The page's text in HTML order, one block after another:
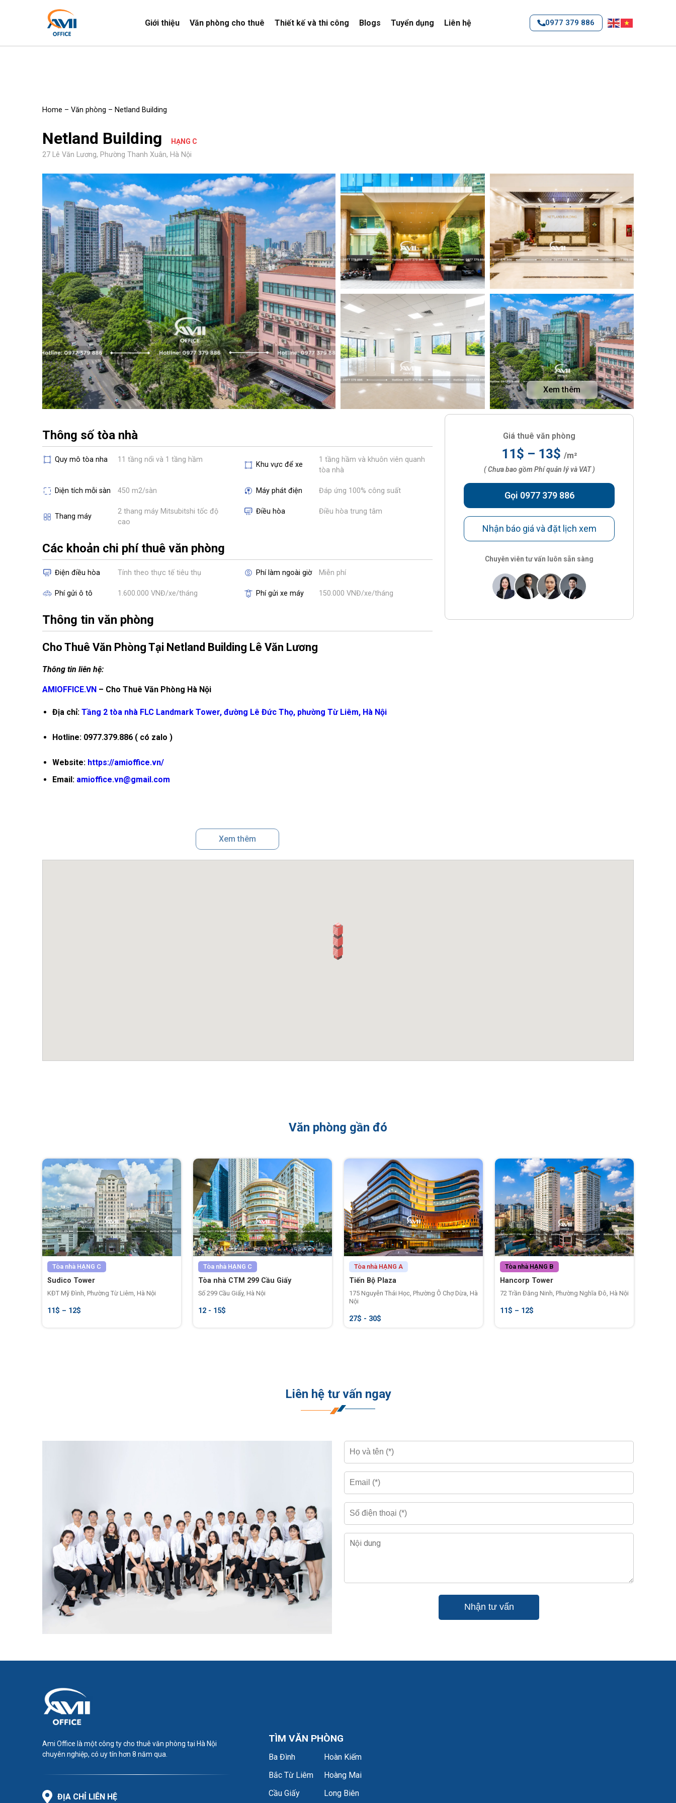
Giới thiệu Văn phòng cho thuê Thiết kế và thi công Blogs Tuyển dụng Liên hệ 0977 379 886
Home – Văn phòng – Netland Building
Netland Building HẠNG C
27 Lê Văn Lương, Phường Thanh Xuân, Hà Nội
Xem thêm
Thông số tòa nhà
Quy mô tòa nha 11 tầng nổi và 1 tầng hầm
Khu vực để xe
1 tầng hầm và khuôn viên quanh
tòa nhà
Diện tích mỗi sàn 450 m2/sàn Máy phát điện Đáp ứng 100% công suất
Thang máy
2 thang máy Mitsubitshi tốc độ
cao
Điều hòa Điều hòa trung tâm
Các khoản chi phí thuê văn phòng
Điện điều hòa Tính theo thực tế tiêu thụ Phí làm ngoài giờ Miễn phí
Phí gửi ô tô 1.600.000 VNĐ/xe/tháng Phí gửi xe máy 150.000 VNĐ/xe/tháng
Thông tin văn phòng
Cho Thuê Văn Phòng Tại Netland Building Lê Văn Lương
Thông tin liên hệ:
AMIOFFICE.VN – Cho Thuê Văn Phòng Hà Nội
Địa chỉ: Tầng 2 tòa nhà FLC Landmark Tower, đường Lê Đức Thọ, phường Từ Liêm, Hà Nội
Hotline: 0977.379.886 ( có zalo )
Website: https://amioffice.vn/
Email: amioffice.vn@gmail.com
Xem thêm
Giá thuê văn phòng
11$ – 13$ /m²
( Chưa bao gồm Phí quản lý và VAT )
Gọi 0977 379 886
Nhận báo giá và đặt lịch xem
Chuyên viên tư vấn luôn sẵn sàng
Văn phòng gần đó
Tòa nhà HẠNG C
Sudico Tower
KĐT Mỹ Đình, Phường Từ Liêm, Hà Nội
11$ – 12$
Tòa nhà HẠNG C
Tòa nhà CTM 299 Cầu Giấy
Số 299 Cầu Giấy, Hà Nội
12 - 15$
Tòa nhà HẠNG A
Tiến Bộ Plaza
175 Nguyễn Thái Học, Phường Ô Chợ Dừa, Hà
Nội
27$ - 30$
Tòa nhà HẠNG B
Hancorp Tower
72 Trần Đăng Ninh, Phường Nghĩa Đô, Hà Nội
11$ – 12$
Liên hệ tư vấn ngay
Ami Office là một công ty cho thuê văn phòng tại Hà Nội
chuyên nghiệp, có uy tín hơn 8 năm qua.
ĐỊA CHỈ LIÊN HỆ
TÌM VĂN PHÒNG
Ba Đình
Bắc Từ Liêm
Cầu Giấy
Hoàn Kiếm
Hoàng Mai
Long Biên